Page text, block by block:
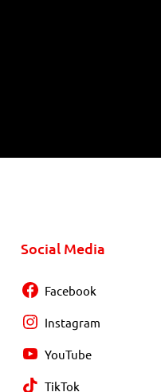
Social Media
Facebook
Instagram
YouTube
TikTok